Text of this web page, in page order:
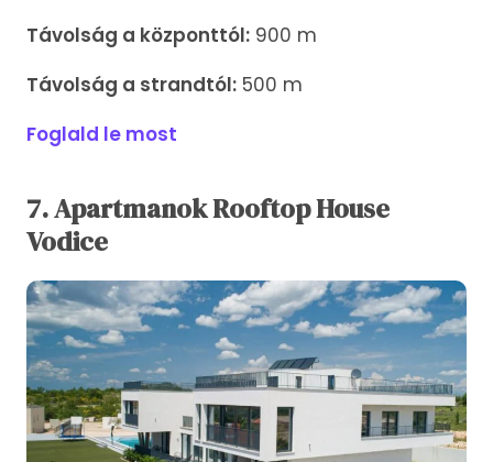
Távolság a központtól: 900 m
Távolság a strandtól: 500 m
Foglald le most
7. Apartmanok Rooftop House
Vodice